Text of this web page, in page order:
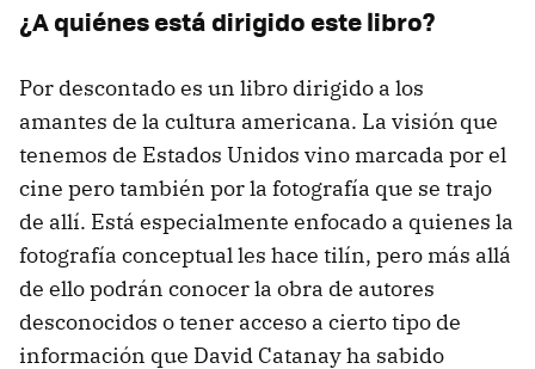
¿A quiénes está dirigido este libro?
Por descontado es un libro dirigido a los
amantes de la cultura americana. La visión que
tenemos de Estados Unidos vino marcada por el
cine pero también por la fotografía que se trajo
de allí. Está especialmente enfocado a quienes la
fotografía conceptual les hace tilín, pero más allá
de ello podrán conocer la obra de autores
desconocidos o tener acceso a cierto tipo de
información que David Catanay ha sabido